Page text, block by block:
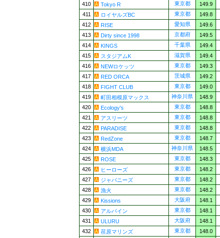
410
Tokyo R 東京都
149.9
411
ロイヤルズBC 東京都
149.8
412
RISE 愛知県
149.6
413
Dirty since 1998 京都府
149.5
414
KINGS 千葉県
149.4
415
スタジアムK 滋賀県
149.4
416
NEWロケッツ 東京都
149.3
417
RED ORCA 茨城県
149.2
418
FIGHT CLUB 東京都
149.0
419
町田相模原マックス 神奈川県
148.9
420
Ecology's 東京都
148.8
421
アスリーツ 東京都
148.8
422
PARADISE 東京都
148.8
423
RedZone 東京都
148.7
424
横浜MDA 神奈川県
148.5
425
ROSE 東京都
148.3
426
ヒーローズ 東京都
148.2
427
ジャパニーズ 東京都
148.2
428
漁火 東京都
148.2
429
Kissions 大阪府
148.1
430
アルパイン 東京都
148.1
431
ULURU 大阪府
148.1
432
荏原マリンズ 東京都
148.0